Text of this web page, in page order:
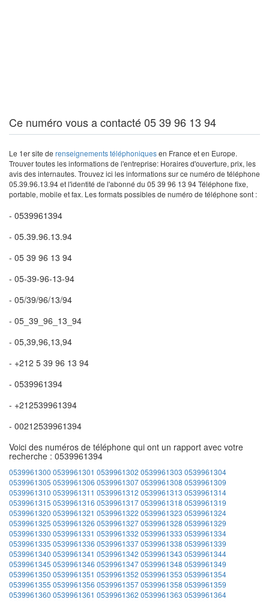
Ce numéro vous a contacté 05 39 96 13 94
Le 1er site de renseignements téléphoniquesen France et en Europe.
Trouver toutes les informations de l'entreprise: Horaires d'ouverture, prix, les
avis des internautes. Trouvez ici les informations sur ce numéro de téléphone
05.39.96.13.94 et l'identité de l'abonné du 05 39 96 13 94 Téléphone fixe,
portable, mobile et fax. Les formats possibles de numéro de téléphone sont :
- 0539961394
- 05.39.96.13.94
- 05 39 96 13 94
- 05-39-96-13-94
- 05/39/96/13/94
- 05_39_96_13_94
- 05,39,96,13,94
- +212 5 39 96 13 94
- 0539961394
- +212539961394
- 00212539961394
Voici des numéros de téléphone qui ont un rapport avec votre
recherche : 0539961394
0539961300 0539961301 0539961302 0539961303 0539961304
0539961305 0539961306 05399613070539961308 0539961309
0539961310 0539961311 0539961312 0539961313 0539961314
0539961315 0539961316 05399613170539961318 0539961319
0539961320 0539961321 0539961322 0539961323 0539961324
0539961325 0539961326 05399613270539961328 0539961329
0539961330 0539961331 0539961332 0539961333 0539961334
0539961335 0539961336 05399613370539961338 0539961339
0539961340 0539961341 0539961342 0539961343 0539961344
0539961345 0539961346 05399613470539961348 0539961349
0539961350 0539961351 0539961352 0539961353 0539961354
0539961355 0539961356 05399613570539961358 0539961359
0539961360 0539961361 0539961362 0539961363 0539961364